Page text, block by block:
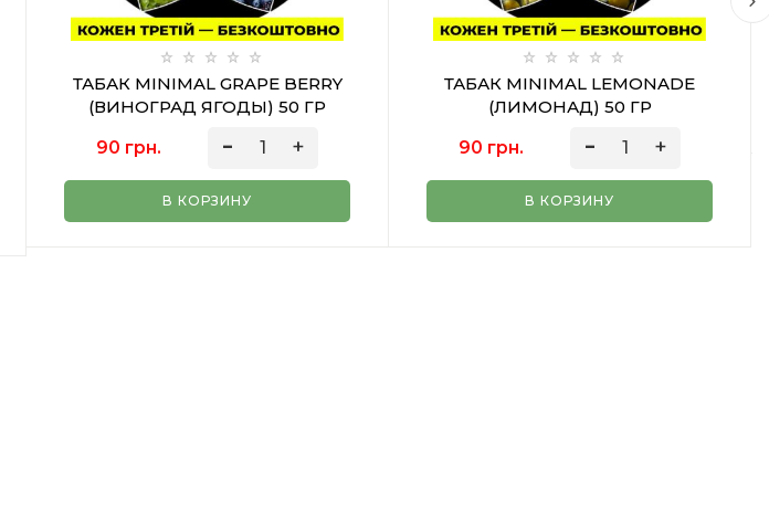
ТАБАК MINIMAL GRAPE BERRY
(ВИНОГРАД ЯГОДЫ) 50 ГР
90 грн.
В КОРЗИНУ
ТАБАК MINIMAL LEMONADE
(ЛИМОНАД) 50 ГР
90 грн.
В КОРЗИНУ